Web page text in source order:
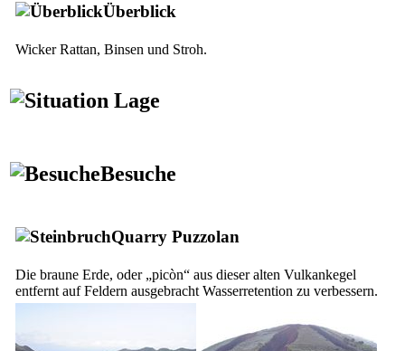
Überblick
Wicker Rattan, Binsen und Stroh.
Lage
Besuche
Quarry Puzzolan
Die braune Erde, oder „picòn“ aus dieser alten Vulkankegel
entfernt auf Feldern ausgebracht Wasserretention zu verbessern.